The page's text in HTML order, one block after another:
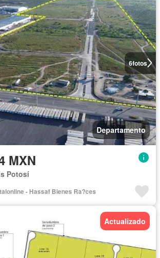
6fotos
Departamento
MXN
Potosí
- Hassaf Bienes Ra?ces
Actualizado